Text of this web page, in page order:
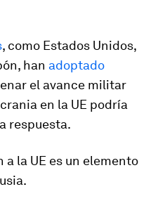
, como Estados Unidos,
han adoptado
el avance militar
en la UE podría
respuesta.
a la UE es un elemento